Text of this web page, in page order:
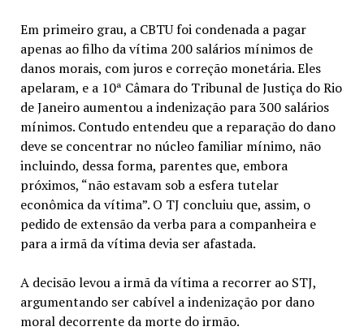
Em primeiro grau, a CBTU foi condenada a pagar
apenas ao filho da vítima 200 salários mínimos de
danos morais, com juros e correção monetária. Eles
apelaram, e a 10ª Câmara do Tribunal de Justiça do Rio
de Janeiro aumentou a indenização para 300 salários
mínimos. Contudo entendeu que a reparação do dano
deve se concentrar no núcleo familiar mínimo, não
incluindo, dessa forma, parentes que, embora
próximos, “não estavam sob a esfera tutelar
econômica da vítima”. O TJ concluiu que, assim, o
pedido de extensão da verba para a companheira e
para a irmã da vítima devia ser afastada.
A decisão levou a irmã da vítima a recorrer ao STJ,
argumentando ser cabível a indenização por dano
moral decorrente da morte do irmão.